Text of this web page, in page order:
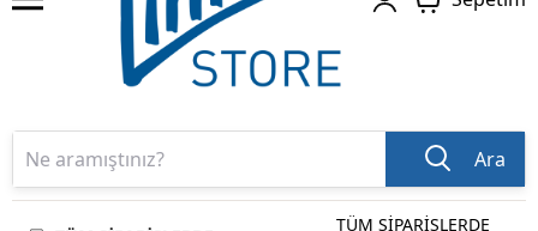
Ara
TÜM SİPARİŞLERDE